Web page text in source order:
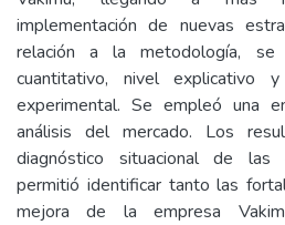
implementación de nuevas
relación a la metodología, se
cuantitativo, nivel explicativo
experimental. Se empleó una
análisis del mercado. Los
diagnóstico situacional de las
permitió identificar tanto las
mejora de la empresa